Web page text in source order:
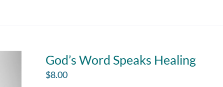
God’s Word Speaks Healing
$8.00